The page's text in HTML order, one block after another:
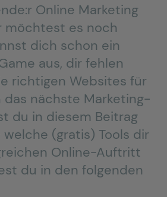
Online Marketing
möchtest es noch
dich schon ein
aus, dir fehlen
richtigen Websites für
das nächste Marketing-
du in diesem Beitrag
(gratis) Tools dir
Online-Auftritt
du in den folgenden